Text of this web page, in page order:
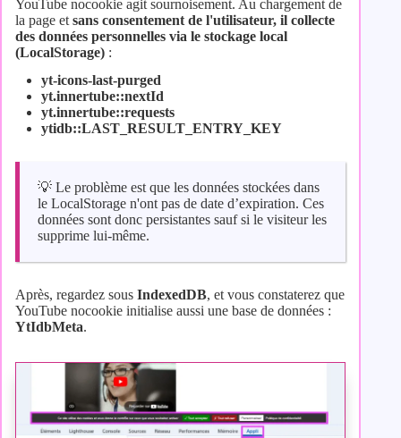
YouTube nocookie agit sournoisement. Au chargement de
la page et sans consentement de l'utilisateur, il collecte
des données personnelles via le stockage local
(LocalStorage) :
yt-icons-last-purged
yt.innertube::nextId
yt.innertube::requests
ytidb::LAST_RESULT_ENTRY_KEY
💡 Le problème est que les données stockées dans
le LocalStorage n'ont pas de date d’expiration. Ces
données sont donc persistantes sauf si le visiteur les
supprime lui-même.
Après, regardez sous IndexedDB, et vous constaterez que
YouTube nocookie initialise aussi une base de données :
YtIdbMeta.